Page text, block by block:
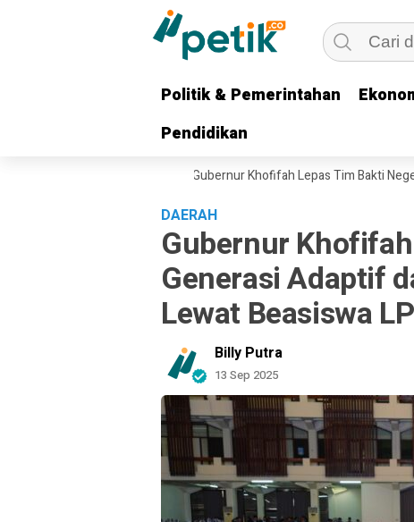
Politik & Pemerintahan
Pendidikan
Politik & Pemerintahan
Pendidikan
untuk Keluarga Pejuang, Gubernur Khofifah Lepas Tim Bakti Negeri Anak
DAERAH
Gubernur
Generasi Adaptif
Lewat Beasiswa
Billy Putra
13 Sep 2025